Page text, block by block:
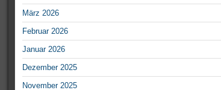
März 2026
Februar 2026
Januar 2026
Dezember 2025
November 2025